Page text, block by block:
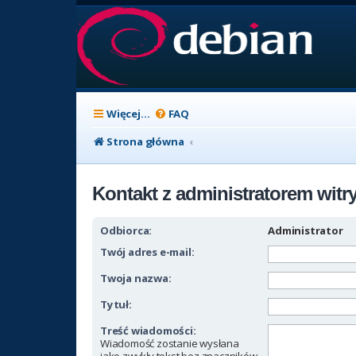
Więcej…
FAQ
Strona główna
Kontakt z administratorem
Odbiorca:
Administrator
Twój adres e-mail:
Twoja nazwa:
Tytuł:
Treść wiadomości:
Wiadomość zostanie wysłana